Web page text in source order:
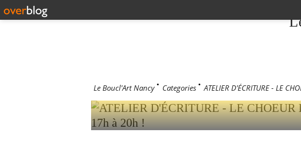
Le Boucl'Art Nancy > Categories > ATELIER D'ÉCRITURE - LE
ATELIER
2025 DE 17H À